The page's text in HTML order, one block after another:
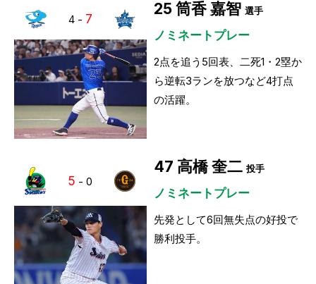
4 - 7
25 筒香 嘉智 選手
ノミネートプレー
2点を追う5回表、二死1・2塁か
ら逆転3ランを放つなど4打点
の活躍。
5 - 0
47 高橋 奎二 投手
ノミネートプレー
先発として6回無失点の好投で
勝利投手。